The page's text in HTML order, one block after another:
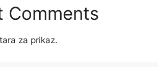
Comments
za prikaz.